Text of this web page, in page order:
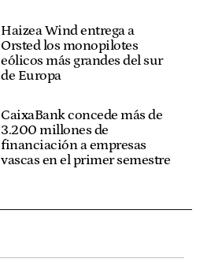
Haizea Wind entrega a
Orsted los monopilotes
eólicos más grandes del sur
de Europa
CaixaBank concede más de
3.200 millones de
financiación a empresas
vascas en el primer semestre